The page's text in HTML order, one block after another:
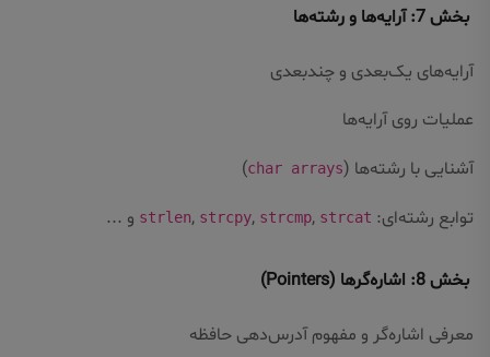
بخش 7: آرایه‌ها و رشته‌ها
آرایه‌های یک‌بعدی و چندبعدی
عملیات روی آرایه‌ها
آشنایی با رشته‌ها (char arrays
)
توابع رشته‌ای: strlen, strcpy, strcmp, strcat و ...
بخش 8: اشاره‌گرها (Pointers)
معرفی اشاره‌گر و مفهوم آدرس‌دهی حافظه